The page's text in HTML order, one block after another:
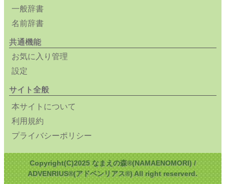
一般辞書
名前辞書
共通機能
お気に入り管理
設定
サイト全般
本サイトについて
利用規約
プライバシーポリシー
Copyright(C)2025 なまえの森®(NAMAENOMORI) /
ADVENRIUS®(アドベンリアス®) All right reserverd.